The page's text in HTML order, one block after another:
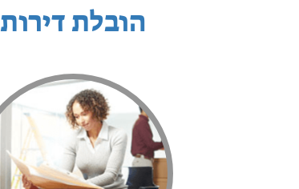
הובלת דירות